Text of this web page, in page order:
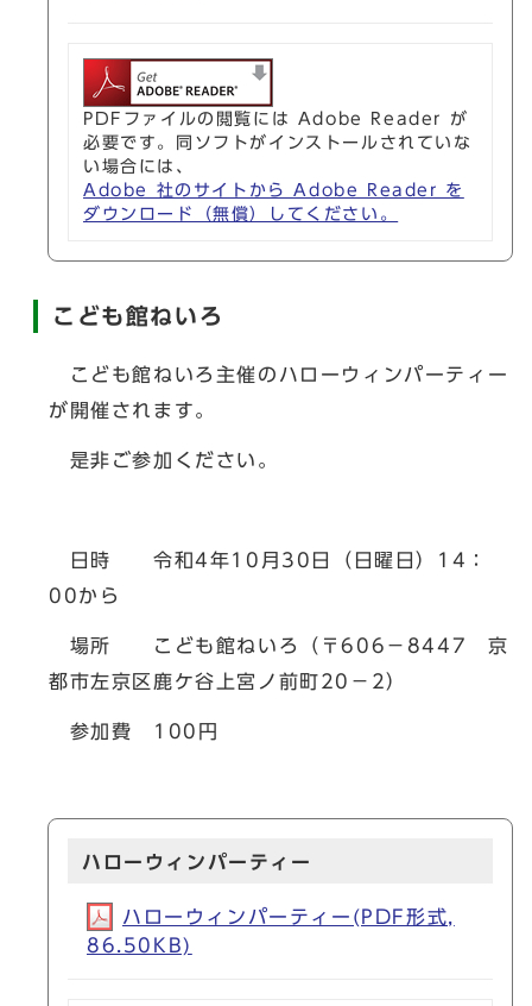
PDFファイルの閲覧には Adobe Reader が
必要です。同ソフトがインストールされていな
い場合には、
Adobe 社のサイトから Adobe Reader を
ダウンロード（無償）してください。
こども館ねいろ
こども館ねいろ主催のハローウィンパーティー
が開催されます。
是非ご参加ください。
日時 令和4年10月30日（日曜日）14：
00から
場所 こども館ねいろ（〒606－8447 京
都市左京区鹿ケ谷上宮ノ前町20－2）
参加費 100円
ハローウィンパーティー
ハローウィンパーティー(PDF形式,
86.50KB)